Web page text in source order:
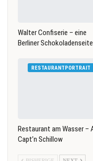
Walter Confiserie – eine
Berliner Schokoladenseite
RESTAURANTPORTRAIT
Restaurant am Wasser –
Capt’n Schillow